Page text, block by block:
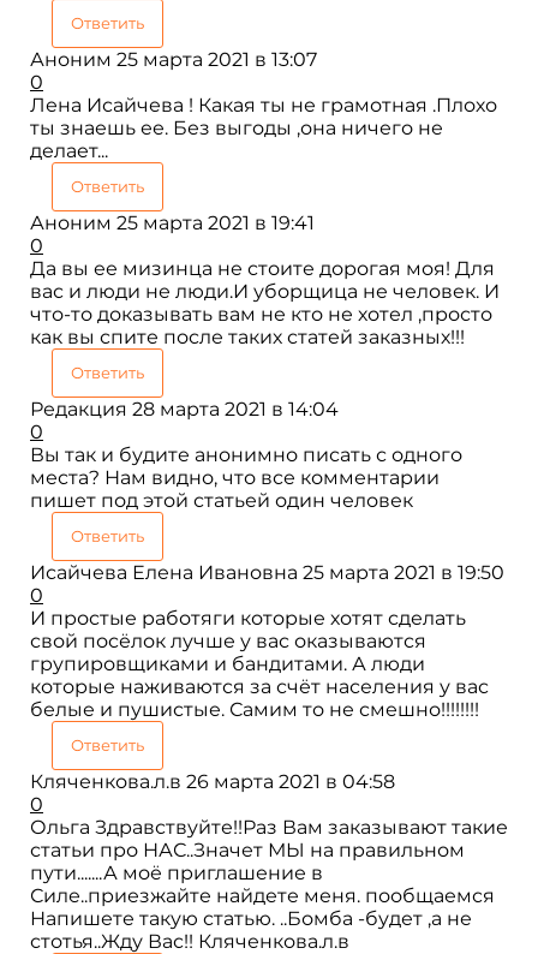
Ответить
Аноним 25 марта 2021 в 13:07
0
Лена Исайчева ! Какая ты не грамотная .Плохо
ты знаешь ее. Без выгоды ,она ничего не
делает...
Ответить
Аноним 25 марта 2021 в 19:41
0
Да вы ее мизинца не стоите дорогая моя! Для
вас и люди не люди.И уборщица не человек. И
что-то доказывать вам не кто не хотел ,просто
как вы спите после таких статей заказных!!!
Ответить
Редакция 28 марта 2021 в 14:04
0
Вы так и будите анонимно писать с одного
места? Нам видно, что все комментарии
пишет под этой статьей один человек
Ответить
Исайчева Елена Ивановна 25 марта 2021 в 19:50
0
И простые работяги которые хотят сделать
свой посёлок лучше у вас оказываются
групировщиками и бандитами. А люди
которые наживаются за счёт населения у вас
белые и пушистые. Самим то не смешно!!!!!!!!
Ответить
Кляченкова.л.в 26 марта 2021 в 04:58
0
Ольга Здравствуйте!!Раз Вам заказывают такие
статьи про НАС..Значет МЫ на правильном
пути.......А моё приглашение в
Силе..приезжайте найдете меня. пообщаемся
Напишете такую статью. ..Бомба -будет ,а не
стотья..Жду Вас!! Кляченкова.л.в